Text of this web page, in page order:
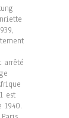
arrêté
est